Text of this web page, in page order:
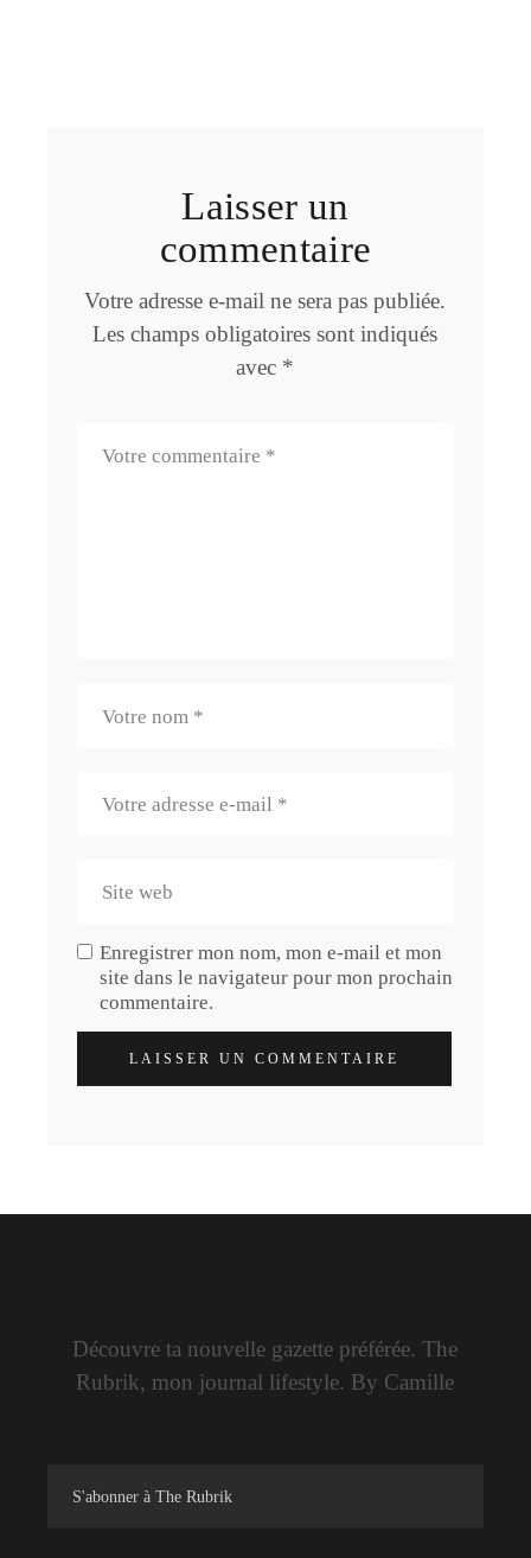
Laisser un
commentaire
Votre adresse e-mail ne sera pas publiée.
Les champs obligatoires sont indiqués
avec *
Enregistrer mon nom, mon e-mail et mon
site dans le navigateur pour mon prochain
commentaire.
LAISSER UN COMMENTAIRE
Découvre ta nouvelle gazette préférée. The
Rubrik, mon journal lifestyle. By Camille